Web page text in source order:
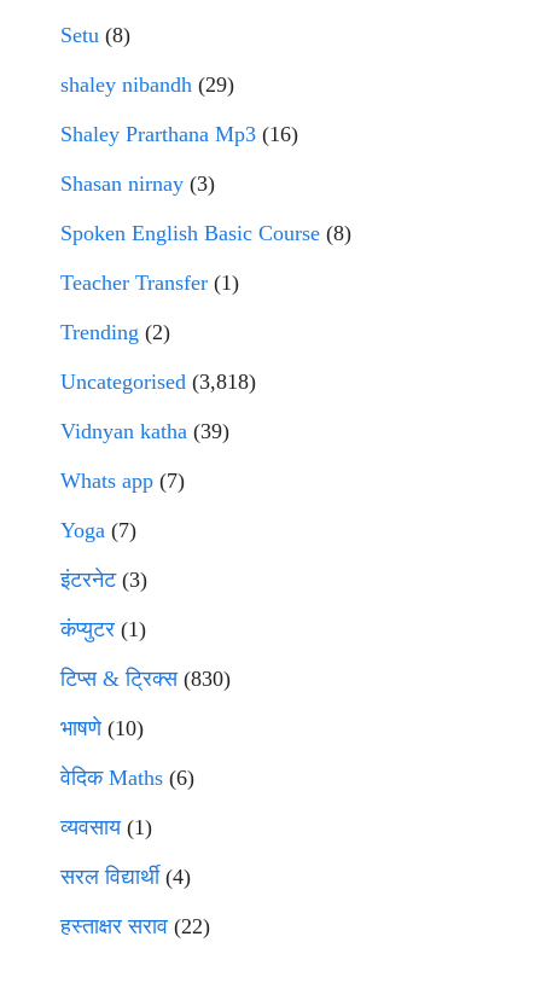
Setu (8)
shaley nibandh (29)
Shaley Prarthana Mp3 (16)
Shasan nirnay (3)
Spoken English Basic Course (8)
Teacher Transfer (1)
Trending (2)
Uncategorised (3,818)
Vidnyan katha (39)
Whats app (7)
Yoga (7)
इंटरनेट(3)
कंप्युटर (1)
टिप्स & ट्रिक्स(830)
भाषणे(10)
वेदिक Maths (6)
व्यवसाय(1)
सरल विद्यार्थी(4)
हस्ताक्षर सराव (22)